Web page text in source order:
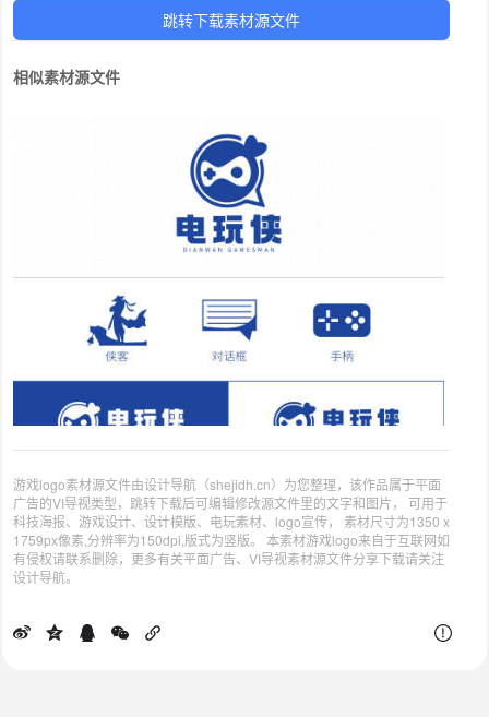
跳转下载素材源文件
相似素材源文件
游戏logo素材源文件由设计导航（shejidh.cn）为您整理，该作品属于平面
广告的VI导视类型，跳转下载后可编辑修改源文件里的文字和图片， 可用于
科技海报、游戏设计、设计模版、电玩素材、logo宣传， 素材尺寸为1350 x
1759px像素,分辨率为150dpi,版式为竖版。 本素材游戏logo来自于互联网如
有侵权请联系删除，更多有关平面广告、VI导视素材源文件分享下载请关注
设计导航。